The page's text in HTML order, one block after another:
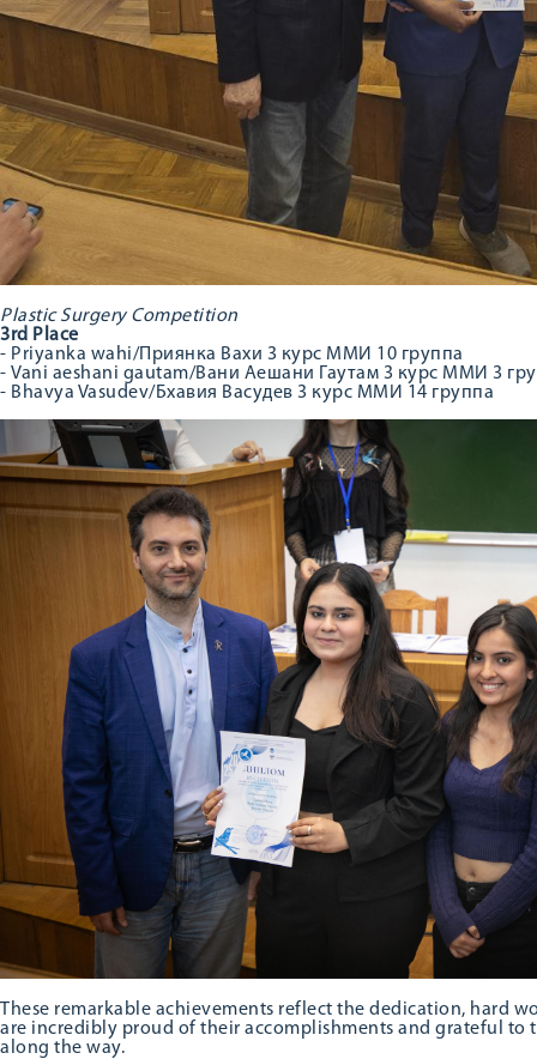
Plastic Surgery Competition
3rd Place
- Priyanka wahi/Приянка Вахи 3 курс ММИ 10 группа
- Vani aeshani gautam/Вани Аешани Гаутам 3 курс ММИ 3
- Bhavya Vasudev/Бхавия Васудев 3 курс ММИ 14 группа
These remarkable achievements reflect the dedication, hard
are incredibly proud of their accomplishments and grateful to
along the way.